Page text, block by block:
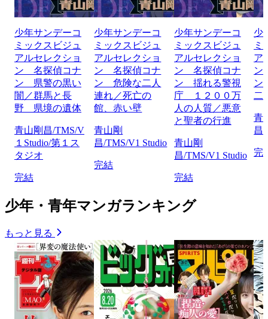
少年サンデーコ
ミックスビジュ
アルセレクショ
ン 名探偵コナ
ン 県警の黒い
闇／群馬と長
野 県境の遺体
青山剛昌/TMS/V
１Studio/第１ス
タジオ
完結
少年サンデーコ
ミックスビジュ
アルセレクショ
ン 名探偵コナ
ン 危険な二人
連れ／死亡の
館、赤い壁
青山剛
昌/TMS/V1 Studio
完結
少年サンデーコ
ミックスビジュ
アルセレクショ
ン 名探偵コナ
ン 揺れる警視
庁 １２００万
人の人質／悪意
と聖者の行進
青山剛
昌/TMS/V1 Studio
完結
少
ミ
ア
ン
ン
二
青
昌
完
少年・青年マンガランキング
もっと見る